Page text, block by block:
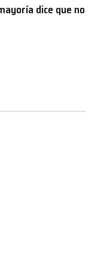
dice que no